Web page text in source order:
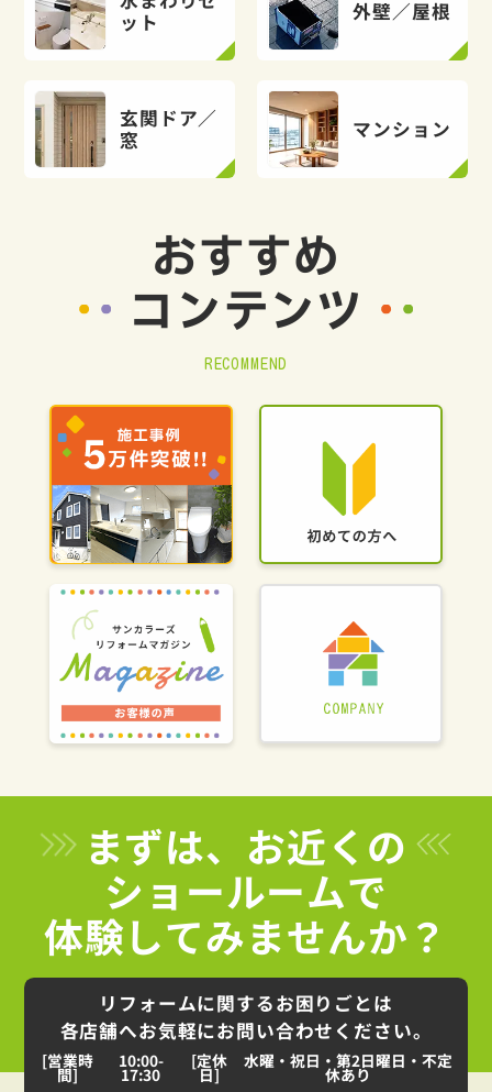
ット
外壁／屋根
玄関ドア／
窓
マンション
おすすめ
コンテンツ
RECOMMEND
まずは、お近くの
ショールームで
体験してみませんか？
リフォームに関するお困りごとは
各店舗へお気軽にお問い合わせください。
[営業時
間]
10:00-
17:30
[定休
日]
水曜・祝日・第2日曜日・不定
休あり